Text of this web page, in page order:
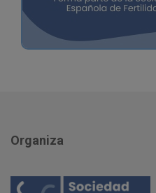
Organiza